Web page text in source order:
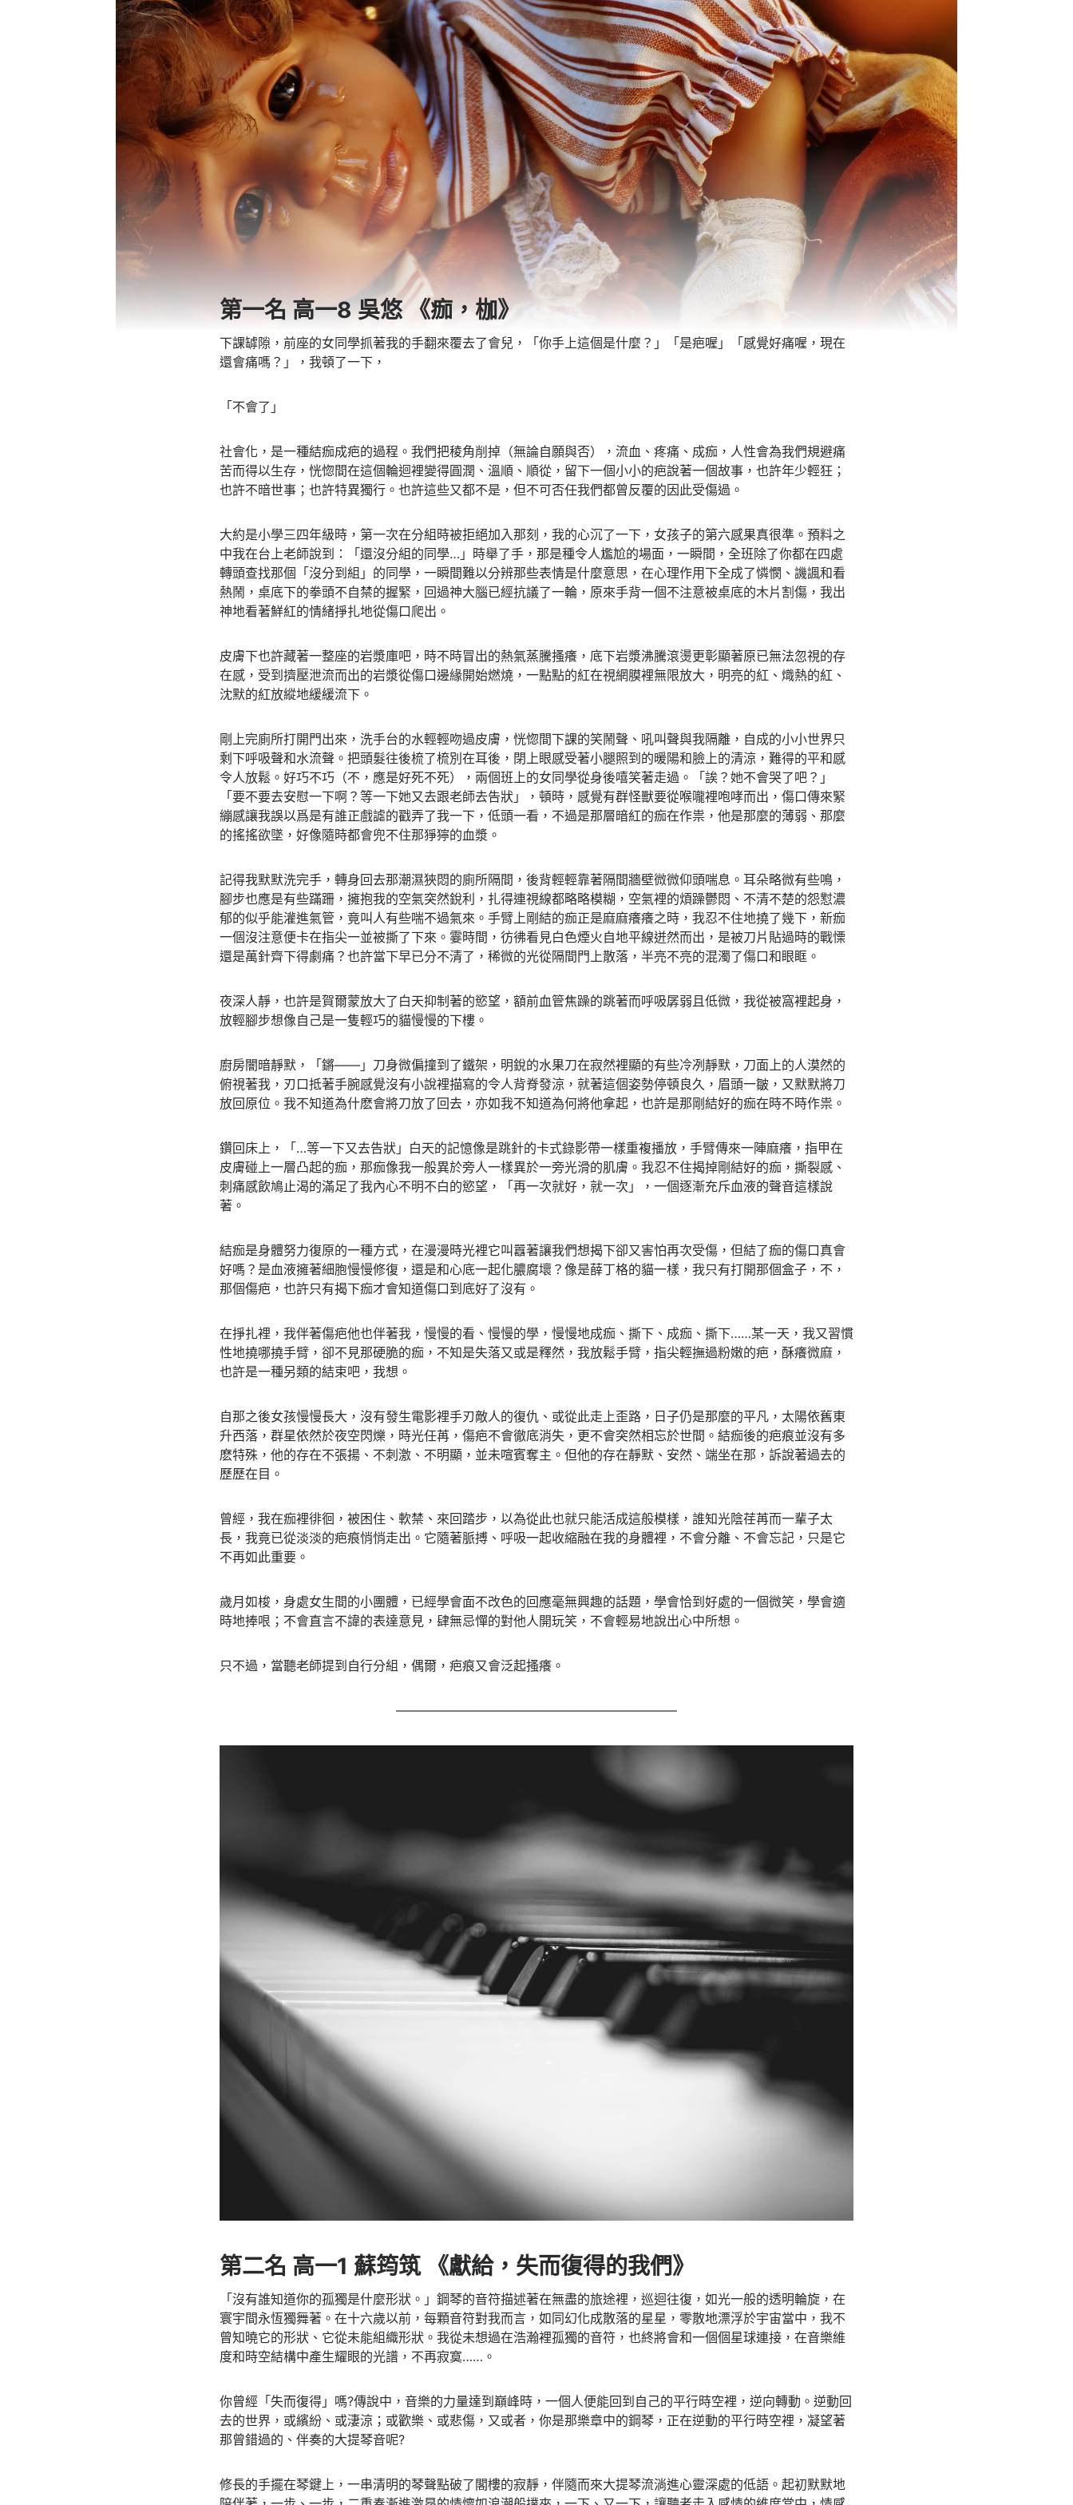
第一名 高一8 吳悠 《痂，枷》
下課罅隙，前座的女同學抓著我的手翻來覆去了會兒，「你手上這個是什麼？」「是疤喔」「感覺好痛喔，現在
還會痛嗎？」，我頓了一下，
「不會了」
社會化，是一種結痂成疤的過程。我們把稜角削掉（無論自願與否），流血、疼痛、成痂，人性會為我們規避痛
苦而得以生存，恍惚間在這個輪迴裡變得圓潤、溫順、順從，留下一個小小的疤說著一個故事，也許年少輕狂；
也許不暗世事；也許特異獨行。也許這些又都不是，但不可否任我們都曾反覆的因此受傷過。
大約是小學三四年級時，第一次在分組時被拒絕加入那刻，我的心沉了一下，女孩子的第六感果真很準。預料之
中我在台上老師說到：「還沒分組的同學…」時舉了手，那是種令人尷尬的場面，一瞬間，全班除了你都在四處
轉頭查找那個「沒分到組」的同學，一瞬間難以分辨那些表情是什麼意思，在心理作用下全成了憐憫、譏諷和看
熱鬧，桌底下的拳頭不自禁的握緊，回過神大腦已經抗議了一輪，原來手背一個不注意被桌底的木片割傷，我出
神地看著鮮紅的情緒掙扎地從傷口爬出。
皮膚下也許藏著一整座的岩漿庫吧，時不時冒出的熱氣蒸騰搔癢，底下岩漿沸騰滾燙更彰顯著原已無法忽視的存
在感，受到擠壓泄流而出的岩漿從傷口邊緣開始燃燒，一點點的紅在視網膜裡無限放大，明亮的紅、熾熱的紅、
沈默的紅放縱地緩緩流下。
剛上完廁所打開門出來，洗手台的水輕輕吻過皮膚，恍惚間下課的笑鬧聲、吼叫聲與我隔離，自成的小小世界只
剩下呼吸聲和水流聲。把頭髮往後梳了梳別在耳後，閉上眼感受著小腿照到的暖陽和臉上的清涼，難得的平和感
令人放鬆。好巧不巧（不，應是好死不死），兩個班上的女同學從身後嘻笑著走過。「誒？她不會哭了吧？」
「要不要去安慰一下啊？等一下她又去跟老師去告狀」，頓時，感覺有群怪獸要從喉嚨裡咆哮而出，傷口傳來緊
繃感讓我誤以爲是有誰正戲謔的戳弄了我一下，低頭一看，不過是那層暗紅的痂在作祟，他是那麼的薄弱、那麼
的搖搖欲墜，好像隨時都會兜不住那猙獰的血漿。
記得我默默洗完手，轉身回去那潮濕狹悶的廁所隔間，後背輕輕靠著隔間牆壁微微仰頭喘息。耳朵略微有些鳴，
腳步也應是有些蹣跚，擁抱我的空氣突然銳利，扎得連視線都略略模糊，空氣裡的煩躁鬱悶、不清不楚的怨懟濃
郁的似乎能灌進氣管，竟叫人有些喘不過氣來。手臂上剛結的痂正是麻麻癢癢之時，我忍不住地撓了幾下，新痂
一個沒注意便卡在指尖一並被撕了下來。霎時間，彷彿看見白色煙火自地平線迸然而出，是被刀片貼過時的戰慄
還是萬針齊下得劇痛？也許當下早已分不清了，稀微的光從隔間門上散落，半亮不亮的混濁了傷口和眼眶。
夜深人靜，也許是賀爾蒙放大了白天抑制著的慾望，額前血管焦躁的跳著而呼吸孱弱且低微，我從被窩裡起身，
放輕腳步想像自己是一隻輕巧的貓慢慢的下樓。
廚房闇暗靜默，「鏘——」刀身微偏撞到了鐵架，明銳的水果刀在寂然裡顯的有些冷冽靜默，刀面上的人漠然的
俯視著我，刃口抵著手腕感覺沒有小說裡描寫的令人背脊發涼，就著這個姿勢停頓良久，眉頭一皺，又默默將刀
放回原位。我不知道為什麽會將刀放了回去，亦如我不知道為何將他拿起，也許是那剛結好的痂在時不時作祟。
鑽回床上，「…等一下又去告狀」白天的記憶像是跳針的卡式錄影帶一樣重複播放，手臂傳來一陣麻癢，指甲在
皮膚碰上一層凸起的痂，那痂像我一般異於旁人一樣異於一旁光滑的肌膚。我忍不住揭掉剛結好的痂，撕裂感、
刺痛感飲鳩止渴的滿足了我內心不明不白的慾望，「再一次就好，就一次」，一個逐漸充斥血液的聲音這樣說
著。
結痂是身體努力復原的一種方式，在漫漫時光裡它叫囂著讓我們想揭下卻又害怕再次受傷，但結了痂的傷口真會
好嗎？是血液擁著細胞慢慢修復，還是和心底一起化膿腐壞？像是薛丁格的貓一樣，我只有打開那個盒子，不，
那個傷疤，也許只有揭下痂才會知道傷口到底好了沒有。
在掙扎裡，我伴著傷疤他也伴著我，慢慢的看、慢慢的學，慢慢地成痂、撕下、成痂、撕下……某一天，我又習慣
性地撓哪撓手臂，卻不見那硬脆的痂，不知是失落又或是釋然，我放鬆手臂，指尖輕撫過粉嫩的疤，酥癢微麻，
也許是一種另類的結束吧，我想。
自那之後女孩慢慢長大，沒有發生電影裡手刃敵人的復仇、或從此走上歪路，日子仍是那麼的平凡，太陽依舊東
升西落，群星依然於夜空閃爍，時光任苒，傷疤不會徹底消失，更不會突然相忘於世間。結痂後的疤痕並沒有多
麽特殊，他的存在不張揚、不刺激、不明顯，並未喧賓奪主。但他的存在靜默、安然、端坐在那，訴說著過去的
歷歷在目。
曾經，我在痂裡徘徊，被困住、軟禁、來回踏步，以為從此也就只能活成這般模樣，誰知光陰荏苒而一輩子太
長，我竟已從淡淡的疤痕悄悄走出。它隨著脈搏、呼吸一起收縮融在我的身體裡，不會分離、不會忘記，只是它
不再如此重要。
歲月如梭，身處女生間的小團體，已經學會面不改色的回應毫無興趣的話題，學會恰到好處的一個微笑，學會適
時地捧哏；不會直言不諱的表達意見，肆無忌憚的對他人開玩笑，不會輕易地說出心中所想。
只不過，當聽老師提到自行分組，偶爾，疤痕又會泛起搔癢。
——————————————————————
第二名 高一1 蘇筠筑 《獻給，失而復得的我們》
「沒有誰知道你的孤獨是什麼形狀。」鋼琴的音符描述著在無盡的旅途裡，巡迴往復，如光一般的透明輪旋，在
寰宇間永恆獨舞著。在十六歲以前，每顆音符對我而言，如同幻化成散落的星星，零散地漂浮於宇宙當中，我不
曾知曉它的形狀、它從未能組織形狀。我從未想過在浩瀚裡孤獨的音符，也終將會和一個個星球連接，在音樂維
度和時空結構中產生耀眼的光譜，不再寂寞……。
你曾經「失而復得」嗎?傳說中，音樂的力量達到巔峰時，一個人便能回到自己的平行時空裡，逆向轉動。逆動回
去的世界，或繽紛、或淒涼；或歡樂、或悲傷，又或者，你是那樂章中的鋼琴，正在逆動的平行時空裡，凝望著
那曾錯過的、伴奏的大提琴音呢?
修長的手擺在琴鍵上，一串清明的琴聲點破了閣樓的寂靜，伴隨而來大提琴流淌進心靈深處的低語。起初默默地